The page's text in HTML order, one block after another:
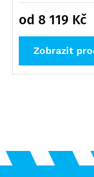
od 8 119 Kč
Zobrazit